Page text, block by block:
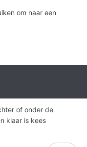
om naar een
of onder de
klaar is kees